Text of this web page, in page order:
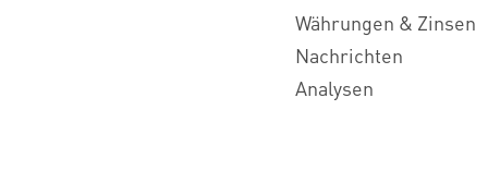
Währungen & Zinsen
Nachrichten
Analysen